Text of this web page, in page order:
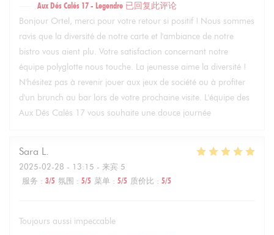
Aux Dés Calés 17 - Legendre 已回复此评论
Bonjour Ortel, merci pour votre retour si positif ! Nous sommes
ravis que la diversité de notre carte et l'ambiance de notre
bistro vous aient plu. Votre satisfaction concernant notre
équipe polyglotte nous touche. La jeunesse aime la diversité !
N'hésitez pas à revenir jouer aux jeux de société ou à profiter
d'un brunch au bar lors de votre prochaine visite. L'équipe des
Aux Dés Calés 17 vous souhaite une douce journée
Sara L
2025-02-28 - 13:15 - 来宾 5
服务 : 3/5 氛围 : 5/5 菜单 : 5/5 质价比 : 5/5
Toujours aussi impeccable